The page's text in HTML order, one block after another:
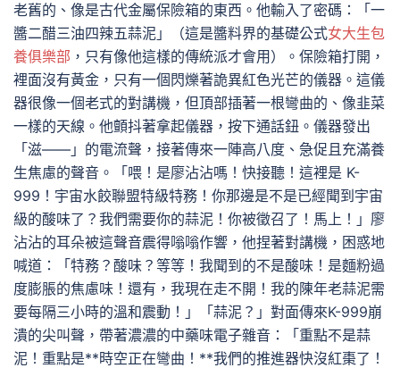
老舊的、像是古代金屬保險箱的東西。他輸入了密碼：「一
醬二醋三油四辣五蒜泥」（這是醬料界的基礎公式女大生包
養俱樂部 ，只有像他這樣的傳統派才會用）。保險箱打開，
裡面沒有黃金，只有一個閃爍著詭異紅色光芒的儀器。這儀
器很像一個老式的對講機，但頂部插著一根彎曲的、像韭菜
一樣的天線。他顫抖著拿起儀器，按下通話鈕。儀器發出
「滋——」的電流聲，接著傳來一陣高八度、急促且充滿養
生焦慮的聲音。「喂！是廖沾沾嗎！快接聽！這裡是 K-
999！宇宙水餃聯盟特級特務！你那邊是不是已經聞到宇宙
級的酸味了？我們需要你的蒜泥！你被徵召了！馬上！」廖
沾沾的耳朵被這聲音震得嗡嗡作響，他捏著對講機，困惑地
喊道：「特務？酸味？等等！我聞到的不是酸味！是麵粉過
度膨脹的焦慮味！還有，我現在走不開！我的陳年老蒜泥需
要每隔三小時的溫和震動！」「蒜泥？」對面傳來K-999崩
潰的尖叫聲，帶著濃濃的中藥味電子雜音：「重點不是蒜
泥！重點是**時空正在彎曲！**我們的推進器快沒紅棗了！